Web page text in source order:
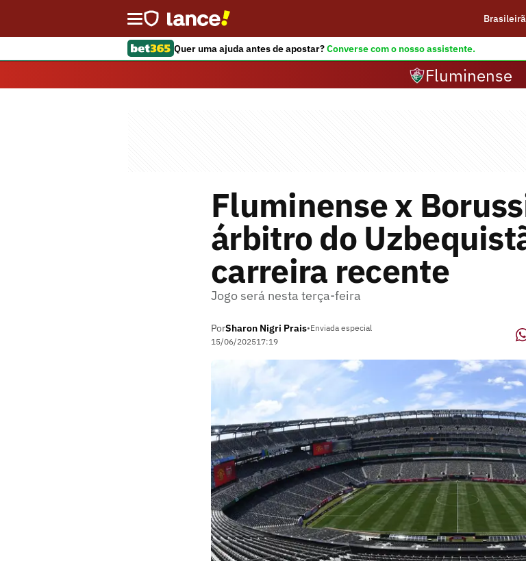
Quer uma ajuda antes de apostar?Converse com o nosso assistente.
Fluminense
Fluminense x
árbitro do
carreira recente
Jogo será nesta terça-feira
PorSharon Nigri Prais•Enviada especial
15/06/202517:19